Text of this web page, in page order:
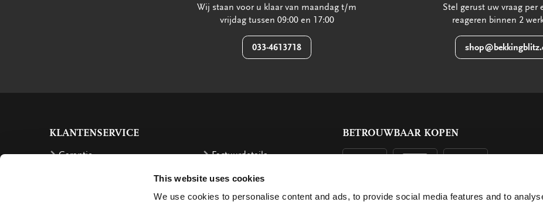
This website uses cookies
We use cookies to personalise content and ads, to provide social media features and to
Wij staan voor u klaar van maandag t/m
vrijdag tussen 09:00 en 17:00
033-4613718
Stel gerust uw vraag per
reageren binnen 2
KLANTENSERVICE
Garantie
Factuurdetails
Terugbetaling
Klachten
BETROUWBAAR KOPEN